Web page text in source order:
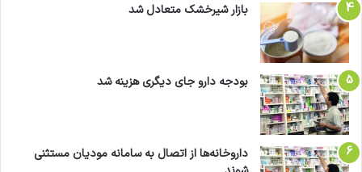
بازار شیرخشک متعادل شد
بودجه دارو جای دیگری هزینه شد
داروخانه‌ها از اتصال به سامانه مودیان مستثنی